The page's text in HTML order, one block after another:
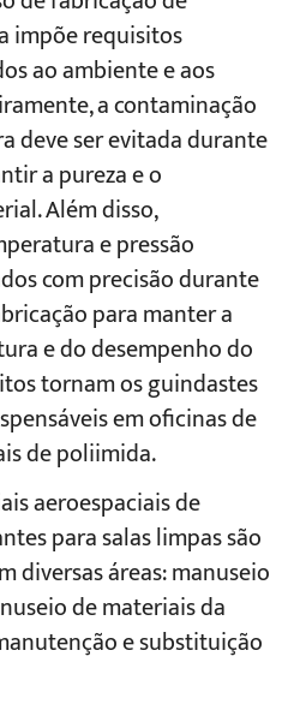
impõe requisitos
ao ambiente e aos
a contaminação
deve ser evitada durante
a pureza e o
Além disso,
e pressão
com precisão durante
para manter a
e do desempenho do
tornam os guindastes
em oficinas de
de poliimida.
aeroespaciais de
para salas limpas são
diversas áreas: manuseio
de materiais da
e substituição